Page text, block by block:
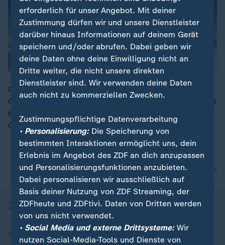
Die USA weiten die Strafzölle gegen Importe aus
China massiv aus. Zunächst sollen die Zölle 10 Prozent
betragen, ab dem nächsten Jahr schon 25 Prozent.
China kündigt Vergeltung an.
nach oben
erforderlich für unser Angebot. Mit deiner
Zustimmung dürfen wir und unsere Dienstleister
darüber hinaus Informationen auf deinem Gerät
speichern und/oder abrufen. Dabei geben wir
deine Daten ohne deine Einwilligung nicht an
Dritte weiter, die nicht unsere direkten
Dienstleister sind. Wir verwenden deine Daten
auch nicht zu kommerziellen Zwecken.
Zustimmungspflichtige Datenverarbeitung
• Personalisierung:Die Speicherung von
bestimmten Interaktionen ermöglicht uns, dein
Erlebnis im Angebot des ZDF an dich anzupassen
und Personalisierungsfunktionen anzubieten.
Dabei personalisieren wir ausschließlich auf
Basis deiner Nutzung von ZDF Streaming, der
ZDFheute und ZDFtivi. Daten von Dritten werden
von uns nicht verwendet.
• Social Media und externe Drittsysteme:Wir
nutzen Social-Media-Tools und Dienste von